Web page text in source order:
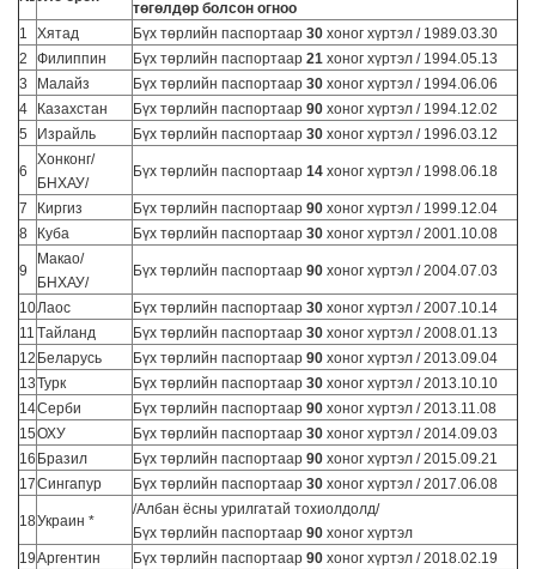
төгөлдөр болсон огноо
1
Хятад Бүх төрлийн паспортаар 30 хоног хүртэл / 1989.03.30
2
Филиппин Бүх төрлийн паспортаар 21 хоног хүртэл / 1994.05.13
3
Малайз Бүх төрлийн паспортаар 30 хоног хүртэл / 1994.06.06
4
Казахстан Бүх төрлийн паспортаар 90 хоног хүртэл / 1994.12.02
5
Израйль Бүх төрлийн паспортаар 30 хоног хүртэл / 1996.03.12
6
Хонконг/
БНХАУ/
Бүх төрлийн паспортаар 14 хоног хүртэл / 1998.06.18
7 Киргиз Бүх төрлийн паспортаар 90 хоног хүртэл / 1999.12.04
8
Куба Бүх төрлийн паспортаар 30 хоног хүртэл / 2001.10.08
9
Макао/
БНХАУ/
Бүх төрлийн паспортаар 90 хоног хүртэл / 2004.07.03
10Лаос Бүх төрлийн паспортаар 30 хоног хүртэл / 2007.10.14
11 Tайланд Бүх төрлийн паспортаар 30 хоног хүртэл / 2008.01.13
12 Беларусь Бүх төрлийн паспортаар 90 хоног хүртэл / 2013.09.04
13Турк Бүх төрлийн паспортаар 30 хоног хүртэл / 2013.10.10
14Серби Бүх төрлийн паспортаар 90 хоног хүртэл / 2013.11.08
15ОХУ Бүх төрлийн паспортаар 30 хоног хүртэл / 2014.09.03
16 Бразил Бүх төрлийн паспортаар 90 хоног хүртэл / 2015.09.21
17Сингапур Бүх төрлийн паспортаар 30 хоног хүртэл / 2017.06.08
18Украин *
/Албан ёсны урилгатай тохиолдолд/
Бүх төрлийн паспортаар 90 хоног хүртэл
19Аргентин Бүх төрлийн паспортаар 90 хоног хүртэл / 2018.02.19